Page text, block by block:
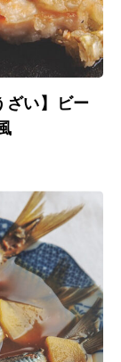
ざい】ビー